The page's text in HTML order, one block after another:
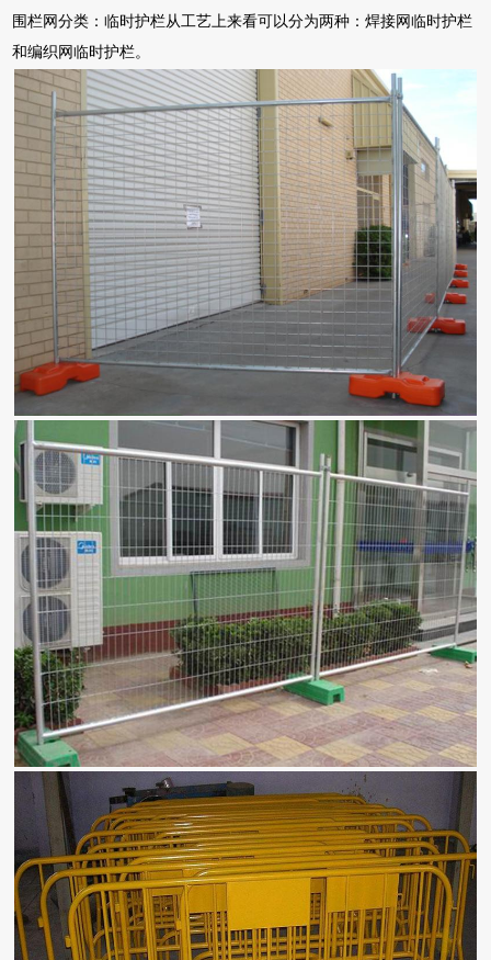
围栏网分类：临时护栏从工艺上来看可以分为两种：焊接网临时护栏
和编织网临时护栏。